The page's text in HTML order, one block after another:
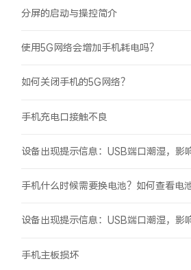
分屏的启动与操控简介
使用5G网络会增加手机耗电吗？
如何关闭手机的5G网络？
手机充电口接触不良
手机什么时候需要换电池？如何查看电
手机主板损坏